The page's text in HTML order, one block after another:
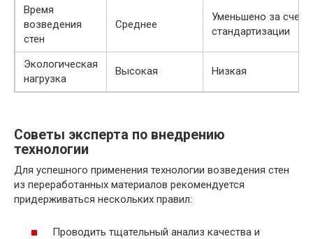
Время
возведения
стен
Среднее
Уменьшено за счет
стандартизации
Экологическая
нагрузка
Высокая Низкая
Советы эксперта по внедрению
технологии
Для успешного применения технологии возведения стен
из переработанных материалов рекомендуется
придерживаться нескольких правил:
Проводить тщательный анализ качества и